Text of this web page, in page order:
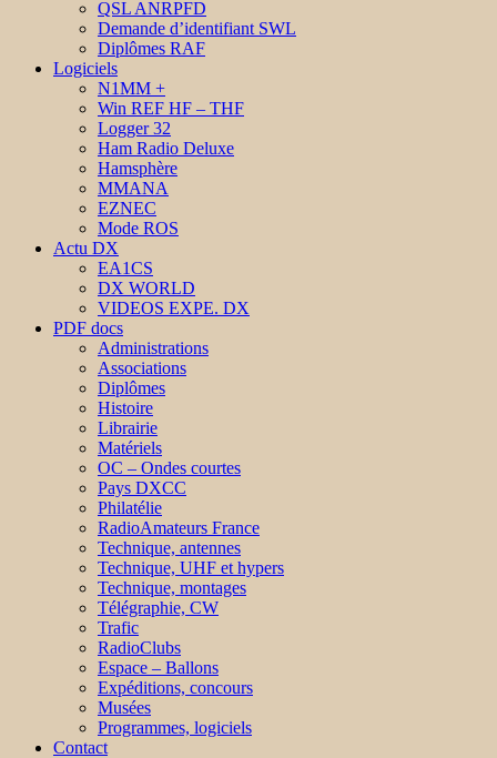
QSL ANRPFD
Demande d’identifiant SWL
Diplômes RAF
Logiciels
N1MM +
Win REF HF – THF
Logger 32
Ham Radio Deluxe
Hamsphère
MMANA
EZNEC
Mode ROS
Actu DX
EA1CS
DX WORLD
VIDEOS EXPE. DX
PDF docs
Administrations
Associations
Diplômes
Histoire
Librairie
Matériels
OC – Ondes courtes
Pays DXCC
Philatélie
RadioAmateurs France
Technique, antennes
Technique, UHF et hypers
Technique, montages
Télégraphie, CW
Trafic
RadioClubs
Espace – Ballons
Expéditions, concours
Musées
Programmes, logiciels
Contact